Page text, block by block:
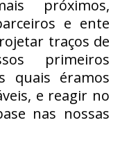
próximos,
e ente
traços de
primeiros
quais éramos
e reagir no
nas nossas